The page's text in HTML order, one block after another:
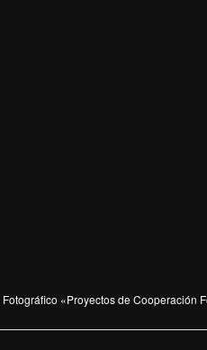
«Proyectos de Cooperación